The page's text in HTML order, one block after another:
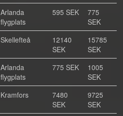
Arlanda
flygplats
595 SEK
775
SEK
Skellefteå
12140
SEK
15785
SEK
Arlanda
flygplats
775 SEK
1005
SEK
Kramfors
7480
SEK
9725
SEK